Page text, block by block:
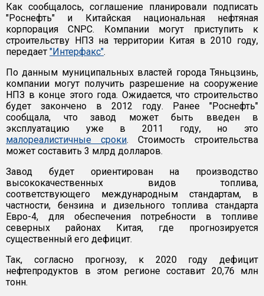
Как сообщалось, соглашение планировали подписать
"Роснефть" и Китайская национальная нефтяная
корпорация CNPC. Компании могут приступить к
строительству НПЗ на территории Китая в 2010 году,
передает "Интерфакс".
По данным муниципальных властей города Тяньцзинь,
компании могут получить разрешение на сооружение
НПЗ в конце этого года. Ожидается, что строительство
будет закончено в 2012 году. Ранее "Роснефть"
сообщала, что завод может быть введен в
эксплуатацию уже в 2011 году, но это
малореалистичные сроки. Стоимость строительства
может составить 3 млрд долларов.
Завод будет ориентирован на производство
высококачественных видов топлива,
соответствующего международным стандартам, в
частности, бензина и дизельного топлива стандарта
Евро-4, для обеспечения потребности в топливе
северных районах Китая, где прогнозируется
существенный его дефицит.
Так, согласно прогнозу, к 2020 году дефицит
нефтепродуктов в этом регионе составит 20,76 млн
тонн.